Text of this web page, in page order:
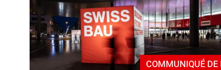
COMMUNIQUÉ DE